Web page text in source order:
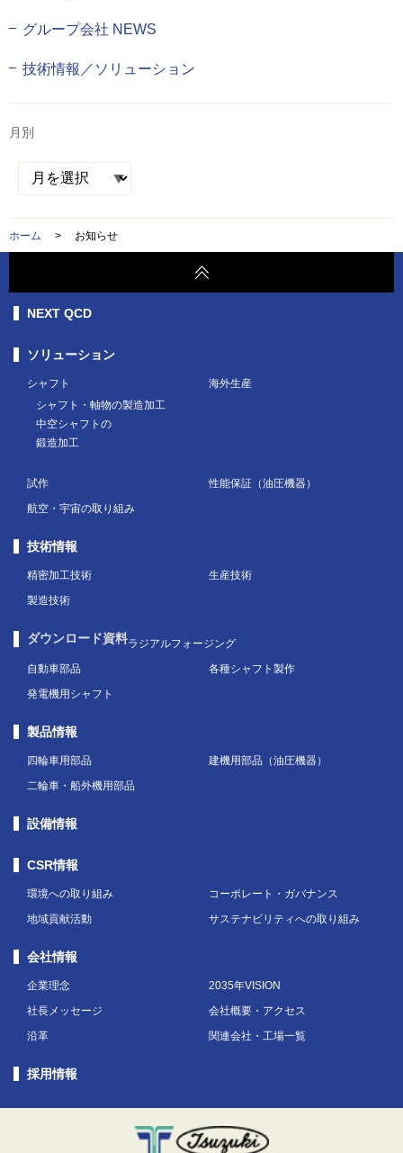
グループ会社 NEWS
技術情報／ソリューション
月別
ホーム > お知らせ
NEXT QCD
ソリューション
シャフト
シャフト・軸物の製造加工
中空シャフトの
鍛造加工
海外生産
試作
性能保証（油圧機器）
航空・宇宙の取り組み
技術情報
精密加工技術
生産技術
製造技術
ダウンロード資料ラジアルフォージング
自動車部品
各種シャフト製作
発電機用シャフト
製品情報
四輪車用部品
建機用部品（油圧機器）
二輪車・船外機用部品
設備情報
CSR情報
環境への取り組み
コーポレート・ガバナンス
地域貢献活動
サステナビリティへの取り組み
会社情報
企業理念
2035年VISION
社長メッセージ
会社概要・アクセス
沿革
関連会社・工場一覧
採用情報